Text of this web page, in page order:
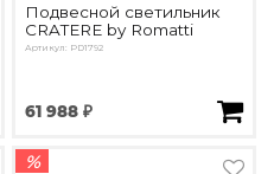
Подвесной светильник
CRATERE by Romatti
Артикул: PD1792
61 988 ₽
%